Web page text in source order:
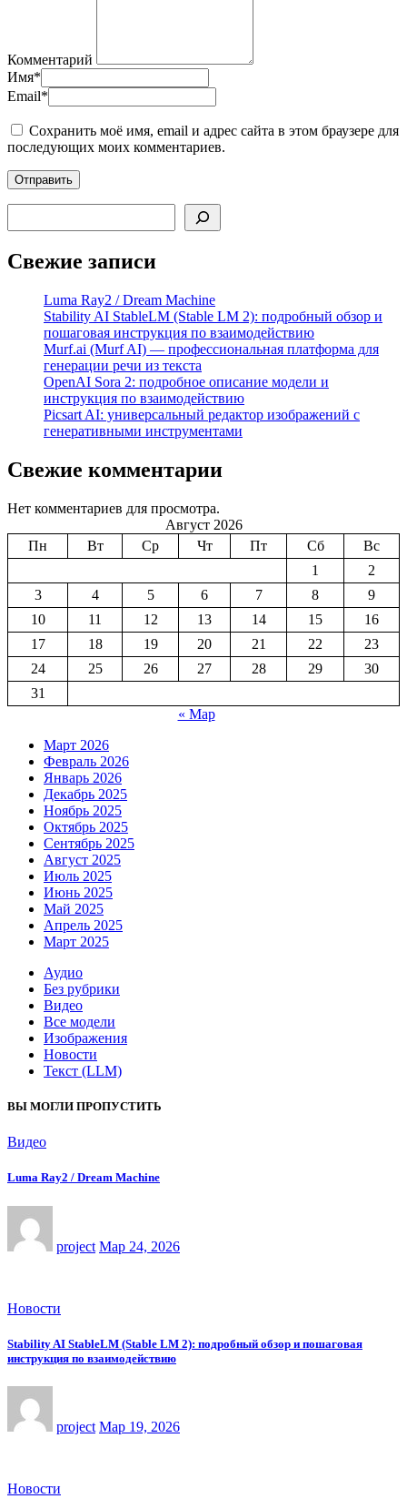
Комментарий
Имя*
Email*
Сохранить моё имя, email и адрес сайта в этом браузере для
последующих моих комментариев.
Свежие записи
Luma Ray2 / Dream Machine
Stability AI StableLM (Stable LM 2): подробный обзор и
пошаговая инструкция по взаимодействию
Murf.ai (Murf AI) — профессиональная платформа для
генерации речи из текста
OpenAI Sora 2: подробное описание модели и
инструкция по взаимодействию
Picsart AI: универсальный редактор изображений с
генеративными инструментами
Свежие комментарии
Нет комментариев для просмотра.
Август 2026
Пн
Вт Ср Чт Пт Сб
Вс
1
2
3
4 5 6 7 8
9
10
11 12 13 14 15
16
17
18 19 20 21 22
23
24
25 26 27 28 29
30
31
« Мар
Март 2026
Февраль 2026
Январь 2026
Декабрь 2025
Ноябрь 2025
Октябрь 2025
Сентябрь 2025
Август 2025
Июль 2025
Июнь 2025
Май 2025
Апрель 2025
Март 2025
Аудио
Без рубрики
Видео
Все модели
Изображения
Новости
Текст (LLM)
ВЫ МОГЛИ ПРОПУСТИТЬ
Видео
Luma Ray2 / Dream Machine
project Мар 24, 2026
Новости
Stability AI StableLM (Stable LM 2): подробный обзор и пошаговая
инструкция по взаимодействию
project Мар 19, 2026
Новости